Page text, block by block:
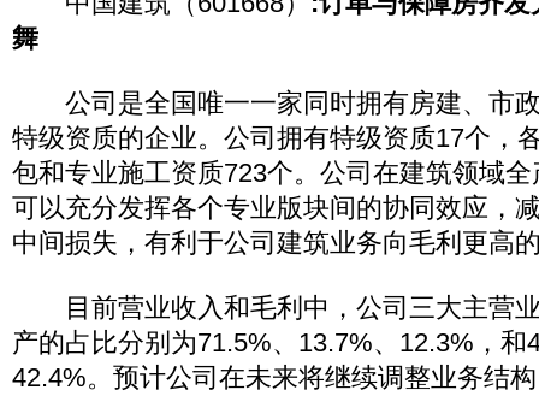
舞
公司是全国唯一一家同时拥有房建、市
特级资质的企业。公司拥有特级资质17个，
包和专业施工资质723个。公司在建筑领域
可以充分发挥各个专业版块间的协同效应，
中间损失，有利于公司建筑业务向毛利更高
目前营业收入和毛利中，公司三大主营
产的占比分别为71.5%、13.7%、12.3%，和
42.4%。预计公司在未来将继续调整业务结